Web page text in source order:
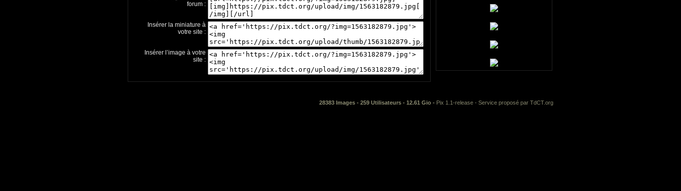
forum :
Insérer la miniature à
votre site :
Insérer l’image à votre
site :
28383 Images - 259 Utilisateurs - 12.61 Gio - Pix 1.1-release - Service proposé par TdCT.org